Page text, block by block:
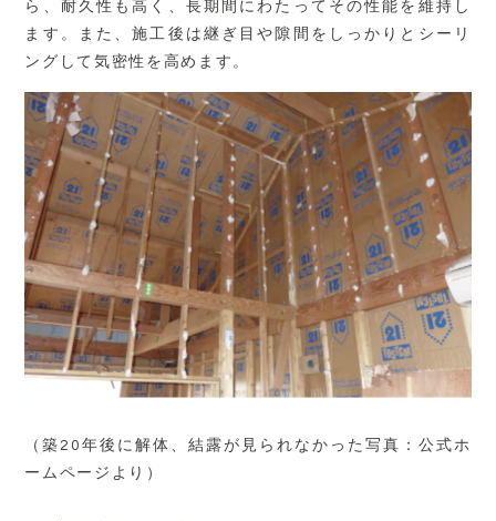
ら、耐久性も高く、長期間にわたってその性能を維持し
ます。また、施工後は継ぎ目や隙間をしっかりとシーリ
ングして気密性を高めます。
（築20年後に解体、結露が見られなかった写真：公式ホ
ームページより）